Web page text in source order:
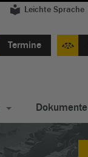
Leichte Sprache
Termine
Dokumente